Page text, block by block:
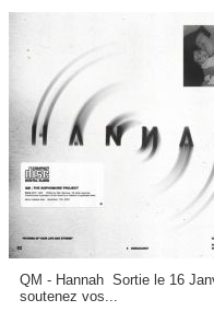
QM - Hannah Sortie le 16
soutenez vos...